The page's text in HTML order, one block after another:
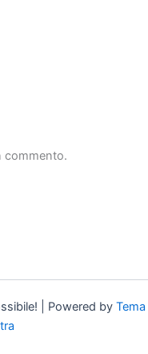
commento.
| Powered by Tema